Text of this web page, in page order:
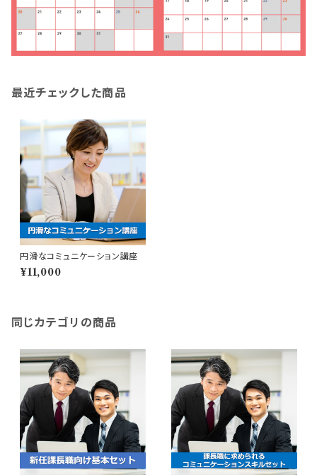
最近チェックした商品
円滑なコミュニケーション講座
¥11,000
同じカテゴリの商品